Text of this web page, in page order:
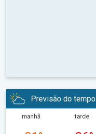
Previsão do tempo
manhã tarde